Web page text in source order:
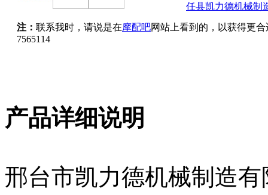
任县凯力德机械制
注： 联系我时，请说是在摩配吧网站上看到的，以获得更
7565114
产品详细说明
邢台市凯力德机械制造